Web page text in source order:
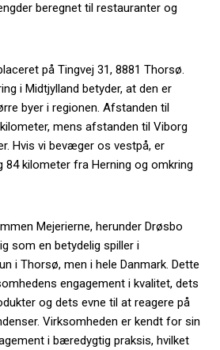
beregnet til restauranter og
på Tingvej 31, 8881 Thorsø.
i Midtjylland betyder, at den er
byer i regionen. Afstanden til
mens afstanden til Viborg
Hvis vi bevæger os vestpå, er
84 kilometer fra Herning og omkring
Mejerierne, herunder Drøsbo
som en betydelig spiller i
i Thorsø, men i hele Danmark. Dette
engagement i kvalitet, dets
og dets evne til at reagere på
Virksomheden er kendt for sin
i bæredygtig praksis, hvilket